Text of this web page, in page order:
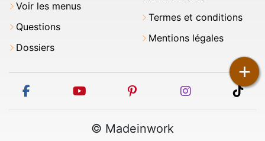
+
Voir les menus
Questions
Dossiers
Termes et conditions
Mentions légales
facebook youtube pinterest instagram
© Madeinwork